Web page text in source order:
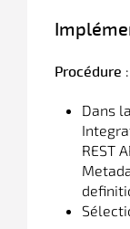
Procédure :
Dans
REST